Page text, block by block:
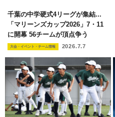
千葉の中学硬式4リーグが集結...
「マリーンズカップ2026」7・11
に開幕 56チームが頂点争う
大会・イベント・チーム情報 2026.7.7